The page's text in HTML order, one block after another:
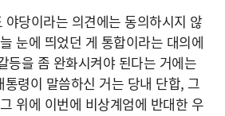
당이라는 의견에는 동의하시지 않
눈에 띄었던 게 통합이라는 대의에
등을 좀 완화시켜야 된다는 거에는
령이 말씀하신 거는 당내 단합, 그
위에 이번에 비상계엄에 반대한 우